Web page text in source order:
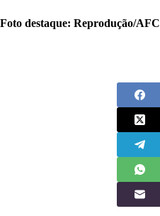
Foto destaque: Reprodução/AFC